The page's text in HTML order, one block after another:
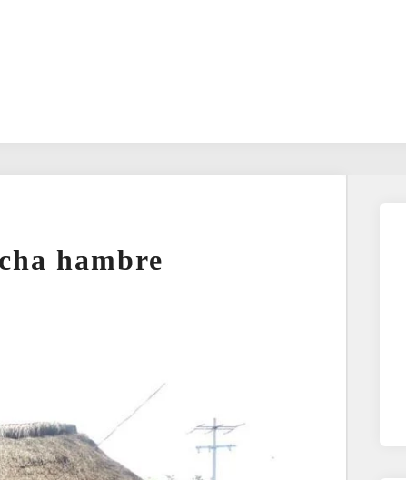
hambre